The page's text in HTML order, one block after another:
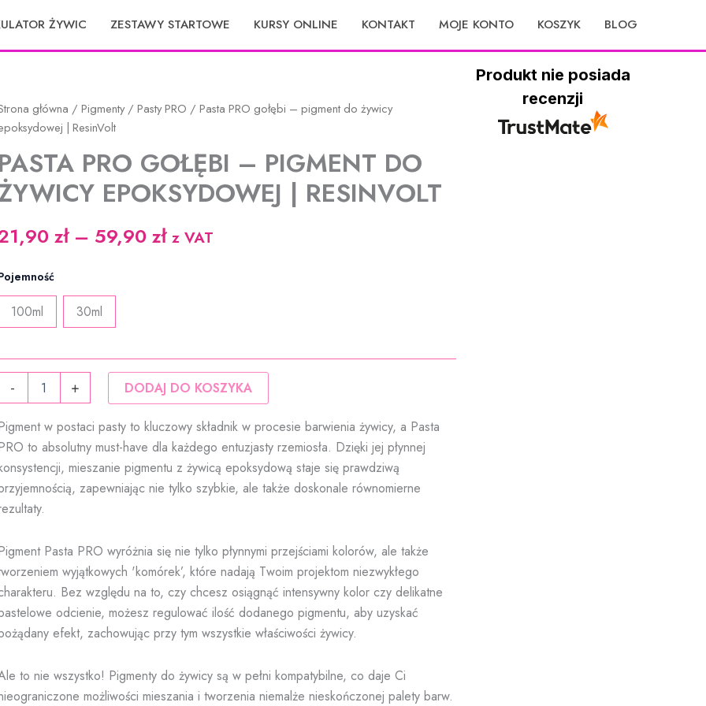
ŻYWIC ZESTAWY STARTOWE KURSY ONLINE KONTAKT MOJE KONTO KOSZYK BLOG
główna / Pigmenty/ Pasty PRO / Pasta PRO gołębi – pigment do żywicy
| ResinVolt
PRO GOŁĘBI – PIGMENT DO
EPOKSYDOWEJ | RESINVOLT
zł – 59,90 złZakres
do
59,90 zł
z VAT
100ml 30ml
- + DODAJ DO KOSZYKA
w postaci pasty to kluczowy składnik w procesie barwienia żywicy, a Pasta
to absolutny must-have dla każdego entuzjasty rzemiosła. Dzięki jej płynnej
mieszanie pigmentu z żywicą epoksydową staje się prawdziwą
zapewniając nie tylko szybkie, ale także doskonale równomierne
Pasta PRO wyróżnia się nie tylko płynnymi przejściami kolorów, ale także
wyjątkowych 'komórek’, które nadają Twoim projektom niezwykłego
Bez względu na to, czy chcesz osiągnąć intensywny kolor czy delikatne
odcienie, możesz regulować ilość dodanego pigmentu, aby uzyskać
efekt, zachowując przy tym wszystkie właściwości żywicy.
to nie wszystko! Pigmenty do żywicy są w pełni kompatybilne, co daje Ci
możliwości mieszania i tworzenia niemalże nieskończonej palety barw.
Produkt nie posiada
recenzji